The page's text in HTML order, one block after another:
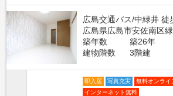
広島交通バス/中緑井 徒
広島県広島市安佐南区
築年数
築26年
建物階数
3階建
即入居 写真充実
無料オンライ
インターネット無料